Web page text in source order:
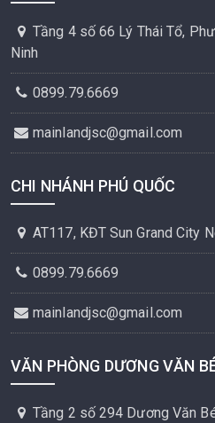
Tầng 4 số 66 Lý Thái Tổ,
Ninh
0899.79.6669
mainlandjsc@gmail.com
CHI NHÁNH PHÚ QUỐC
AT117, KĐT Sun Grand City
0899.79.6669
mainlandjsc@gmail.com
VĂN PHÒNG DƯƠNG VĂN
Tầng 2 số 294 Dương Văn